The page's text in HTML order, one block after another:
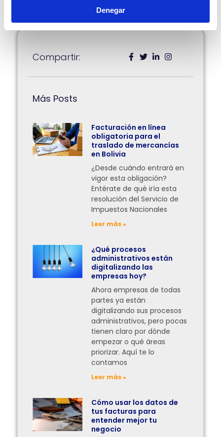
Denegar
Escrito por Natalia Gutiérrez V.
Compartir:
Más Posts
Facturación en línea
obligatoria para el
traslado de mercancías
en Bolivia
¿Desde cuándo entrará en
vigor esta obligación?
Entérate de qué iría esta
resolución del Servicio de
Impuestos Nacionales
Leer más »
¿Qué procesos
administrativos están
digitalizando las
empresas hoy?
Ahora empresas de todas
partes ya están
digitalizando sus procesos
administrativos, pero pocas
tienen claro por dónde
empezar o qué áreas
priorizar. Aquí te lo
contamos
Leer más »
Cómo usar los datos de
tus facturas para
entender mejor tu
negocio